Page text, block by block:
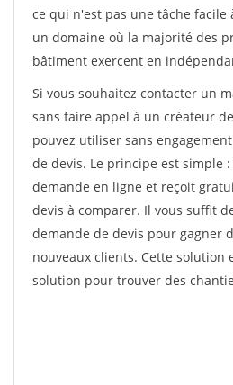
ce qui n'est pas une tâche
un domaine où la majorité des
bâtiment exercent en
Si vous souhaitez contacter un
sans faire appel à un créateur
pouvez utiliser sans
de devis. Le principe est simple
demande en ligne et reçoit
devis à comparer. Il vous suffit
demande de devis pour gagner
nouveaux clients. Cette solution
solution pour trouver des